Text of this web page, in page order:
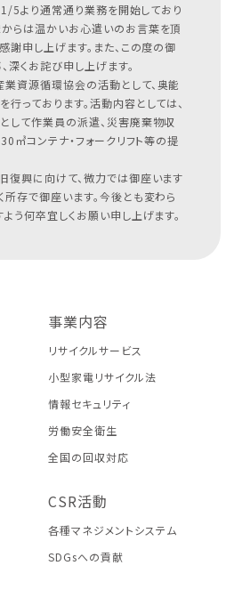
5より通常通り業務を開始しており
からは温かいお心遣いのお言葉を頂
謝申し上げます。また、この度の御
深くお詫び申し上げます。
資源循環協会の活動として、奥能
っております。活動内容としては、
して作業員の派遣、災害廃棄物収
㎥コンテナ・フォークリフト等の提
復興に向けて、微力では御座います
存で御座います。今後とも変わら
う何卒宜しくお願い申し上げます。
事業内容
リサイクルサービス
小型家電リサイクル法
情報セキュリティ
労働安全衛生
全国の回収対応
CSR活動
各種マネジメントシステム
SDGsへの貢献